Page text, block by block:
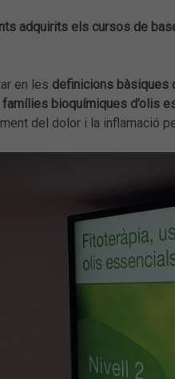
adquirits els cursos de
en les definicions bàsiques
famílies bioquímiques d’olis
del dolor i la inflamació